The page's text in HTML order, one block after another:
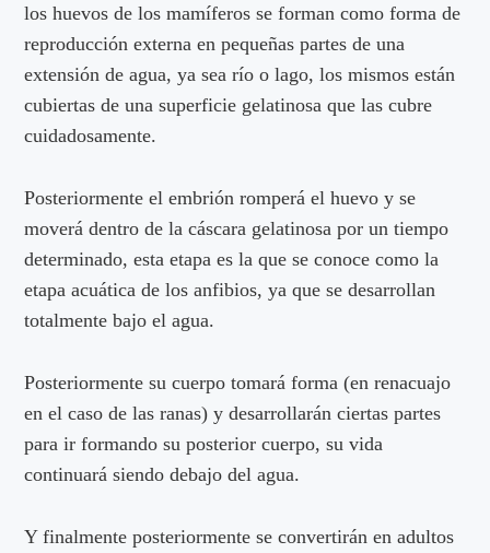
los huevos de los mamíferos se forman como forma de
reproducción externa en pequeñas partes de una
extensión de agua, ya sea río o lago, los mismos están
cubiertas de una superficie gelatinosa que las cubre
cuidadosamente.
Posteriormente el embrión romperá el huevo y se
moverá dentro de la cáscara gelatinosa por un tiempo
determinado, esta etapa es la que se conoce como la
etapa acuática de los anfibios, ya que se desarrollan
totalmente bajo el agua.
Posteriormente su cuerpo tomará forma (en renacuajo
en el caso de las ranas) y desarrollarán ciertas partes
para ir formando su posterior cuerpo, su vida
continuará siendo debajo del agua.
Y finalmente posteriormente se convertirán en adultos